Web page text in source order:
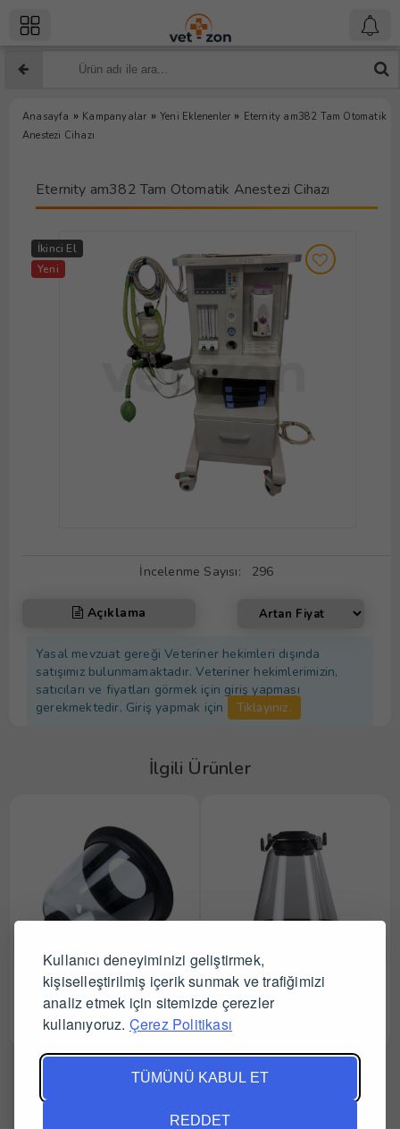
Kullanıcı deneyiminizi geliştirmek,
kişiselleştirilmiş içerik sunmak ve trafiğimizi
analiz etmek için sitemizde çerezler
kullanıyoruz. Çerez Politikası
TÜMÜNÜ KABUL ET
REDDET
Anasayfa » Kampanyalar » Yeni Eklenenler » Eternity am382 Tam Otomatik
Anestezi Cihazı
Eternity am382 Tam Otomatik Anestezi Cihazı
İkinci El
Yeni
İncelenme Sayısı: 296
Açıklama
Yasal mevzuat gereği Veteriner hekimleri dışında
satışımız bulunmamaktadır. Veteriner hekimlerimizin,
satıcıları ve fiyatları görmek için giriş yapması
gerekmektedir. Giriş yapmak için
Tıklayınız.
İlgili Ürünler
Kruuse Anestezi Maskesi
Kedi İçin Boyun Askısız 85
Tüm Satıcıları Gör
Kruuse Anestezi Maskesi